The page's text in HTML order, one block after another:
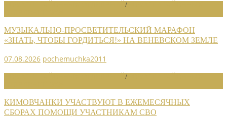
/
МУЗЫКАЛЬНО-ПРОСВЕТИТЕЛЬСКИЙ МАРАФОН
«ЗНАТЬ, ЧТОБЫ ГОРДИТЬСЯ!» НА ВЕНЕВСКОМ ЗЕМЛЕ
07.08.2026 pochemuchka2011
/
КИМОВЧАНКИ УЧАСТВУЮТ В ЕЖЕМЕСЯЧНЫХ
СБОРАХ ПОМОЩИ УЧАСТНИКАМ СВО